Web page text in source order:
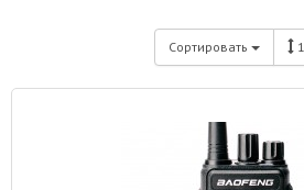
Сортировать